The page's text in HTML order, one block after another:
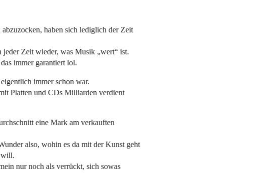
haben sich lediglich der Zeit
Zeit wieder, was Musik „wert“ ist.
immer garantiert lol.
immer schon war.
Platten und CDs Milliarden verdient
eine Mark am verkauften
also, wohin es da mit der Kunst geht
will.
nur noch als verrückt, sich sowas